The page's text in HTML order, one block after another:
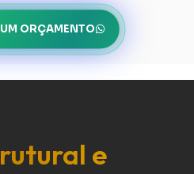
ORÇAMENTO
e